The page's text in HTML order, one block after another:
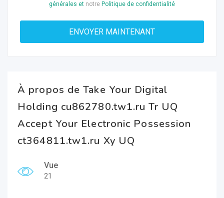
générales et notre Politique de confidentialité
À propos de Take Your Digital
Holding cu862780.tw1.ru Tr UQ
Accept Your Electronic Possession
ct364811.tw1.ru Xy UQ
Vue
21